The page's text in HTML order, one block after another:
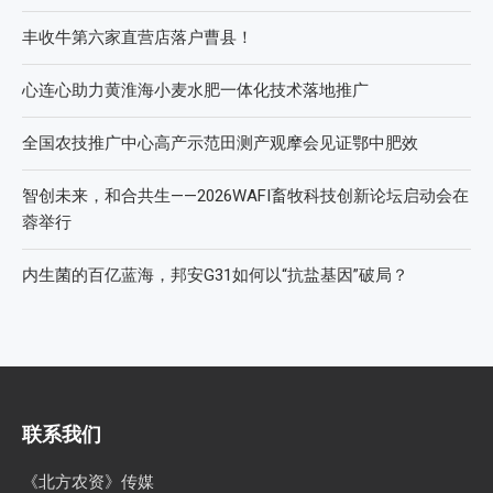
丰收牛第六家直营店落户曹县！
心连心助力黄淮海小麦水肥一体化技术落地推广
全国农技推广中心高产示范田测产观摩会见证鄂中肥效
智创未来，和合共生——2026WAFI畜牧科技创新论坛启动会在
蓉举行
内生菌的百亿蓝海，邦安G31如何以“抗盐基因”破局？
联系我们
《北方农资》传媒